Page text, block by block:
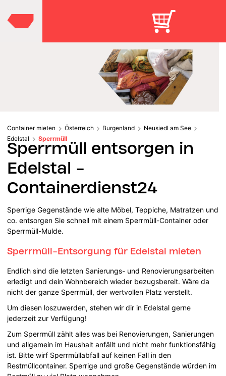
Container mieten Österreich Burgenland
Neusiedl am See
Edelstal
Sperrmüll
Sperrmüll entsorgen in
Edelstal -
Containerdienst24
Sperrige Gegenstände wie alte Möbel, Teppiche, Matratzen und
co. entsorgen Sie schnell mit einem Sperrmüll-Container oder
Sperrmüll-Mulde.
Sperrmüll-Entsorgung für Edelstal mieten
Endlich sind die letzten Sanierungs- und Renovierungsarbeiten
erledigt und dein Wohnbereich wieder bezugsbereit. Wäre da
nicht der ganze Sperrmüll, der wertvollen Platz verstellt.
Um diesen loszuwerden, stehen wir dir in Edelstal gerne
jederzeit zur Verfügung!
Zum Sperrmüll zählt alles was bei Renovierungen, Sanierungen
und allgemein im Haushalt anfällt und nicht mehr funktionsfähig
ist. Bitte wirf Sperrmüllabfall auf keinen Fall in den
Restmüllcontainer. Sperrige und große Gegenstände würden im